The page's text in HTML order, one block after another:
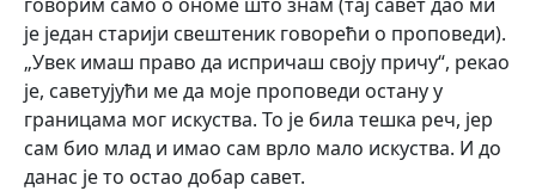
је један старији свештеник говорећи о проповеди).
„Увек имаш право да испричаш своју причу“, рекао
је, саветујући ме да моје проповеди остану у
границама мог искуства. То је била тешка реч, јер
сам био млад и имао сам врло мало искуства. И до
данас је то остао добар савет.